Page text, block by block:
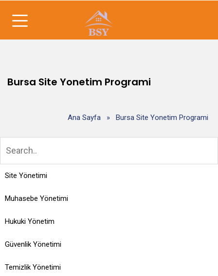
Bursa Site Yonetim Programi
Ana Sayfa » Bursa Site Yonetim Programi
Site Yönetimi
Muhasebe Yönetimi
Hukuki Yönetim
Güvenlik Yönetimi
Temizlik Yönetimi